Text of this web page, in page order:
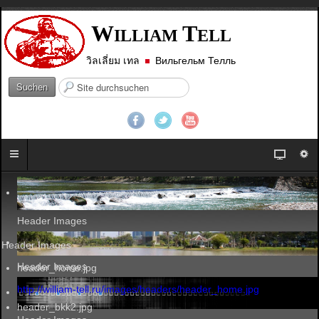
WILLIAM TELL
วิลเลี่ยม เทล Вильгельм Телль
Suchen
S
e
.
.
.
Header Images
Header Images
Header Images
header_home.jpg
http://william-tell.ru/images/headers/header_home.jpg
header_bkk2.jpg